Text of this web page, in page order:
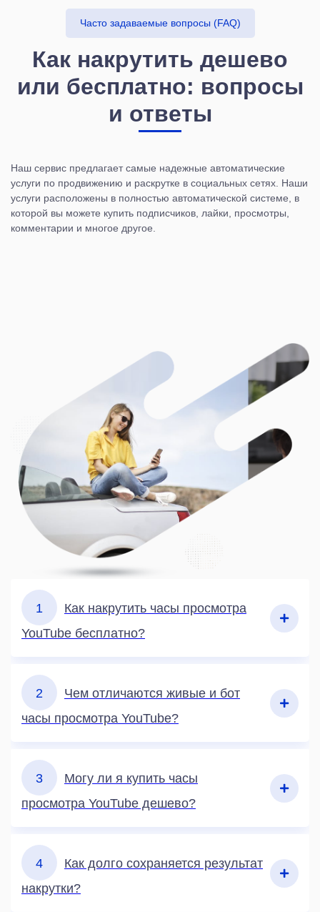
Часто задаваемые вопросы (FAQ)
Как накрутить дешево
или бесплатно: вопросы
и ответы
Наш сервис предлагает самые надежные автоматические
услуги по продвижению и раскрутке в социальных сетях. Наши
услуги расположены в полностью автоматической системе, в
которой вы можете купить подписчиков, лайки, просмотры,
комментарии и многое другое.
1
Как накрутить часы просмотра
YouTube бесплатно?
2
Чем отличаются живые и бот
часы просмотра YouTube?
3
Могу ли я купить часы
просмотра YouTube дешево?
4
Как долго сохраняется результат
накрутки?